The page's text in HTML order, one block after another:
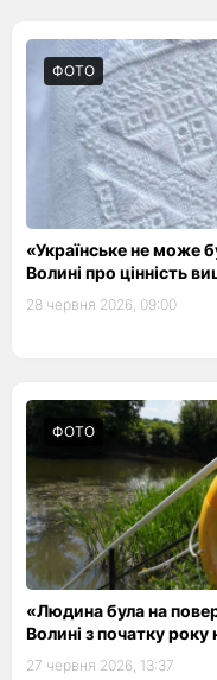
ФОТО
«Українське не може
Волині про цінність
28 червня 2026, 09:00
ФОТО
«Людина була на
Волині з початку
27 червня 2026, 13:37